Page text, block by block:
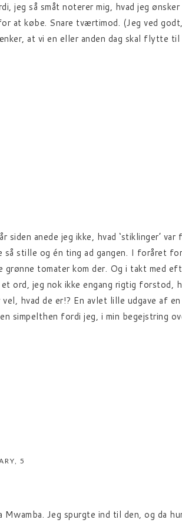
jeg så småt noterer mig, hvad jeg
at købe. Snare tværtimod. (Jeg ved
at vi en eller anden dag skal flytte
anede jeg ikke, hvad ‘stiklinger’
stille og én ting ad gangen. I foråret
tomater kom der. Og i takt med
ord, jeg nok ikke engang rigtig
hvad de er!? En avlet lille udgave af
simpelthen fordi jeg, i min begejstring
5
Jeg spurgte ind til den, og da